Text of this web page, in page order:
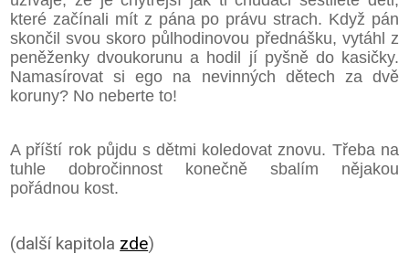
které začínali mít z pána po právu strach. Když pán
skončil svou skoro půlhodinovou přednášku, vytáhl z
peněženky dvoukorunu a hodil jí pyšně do kasičky.
Namasírovat si ego na nevinných dětech za dvě
koruny? No neberte to!
A příští rok půjdu s dětmi koledovat znovu. Třeba na
tuhle dobročinnost konečně sbalím nějakou
pořádnou kost.
(další kapitola zde)